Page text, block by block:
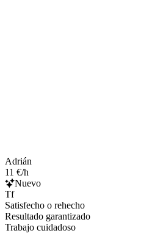
Adrián
11 €/h
Nuevo
Tf
Satisfecho o rehecho
Resultado garantizado
Trabajo cuidadoso